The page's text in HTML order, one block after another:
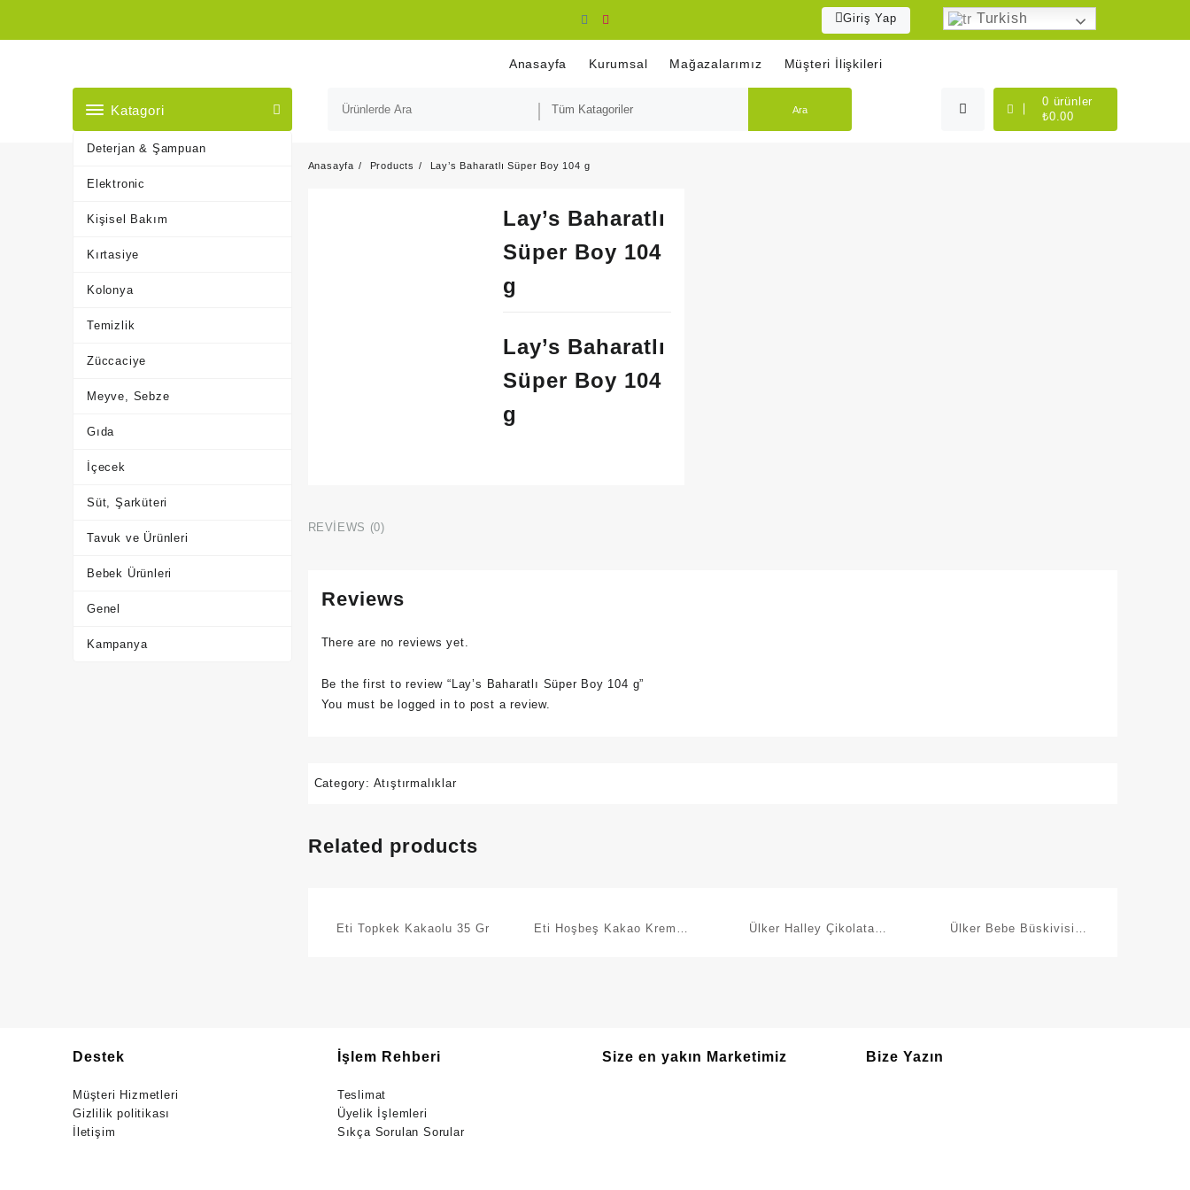
Giriş Yap Turkish
Anasayfa Kurumsal Mağazalarımız Müşteri İlişkileri
Katagori
Deterjan & Şampuan
Elektronic
Kişisel Bakım
Kırtasiye
Kolonya
Temizlik
Züccaciye
Meyve, Sebze
Gıda
İçecek
Süt, Şarküteri
Tavuk ve Ürünleri
Bebek Ürünleri
Genel
Kampanya
Ara
0 ürünler
₺0.00
Anasayfa Products Lay’s Baharatlı Süper Boy 104 g
Lay’s Baharatlı
Süper Boy 104
g
Lay’s Baharatlı
Süper Boy 104
g
REVIEWS (0)
Reviews
There are no reviews yet.
Be the first to review “Lay’s Baharatlı Süper Boy 104 g”
You must be logged in to post a review.
Category: Atıştırmalıklar
Related products
Eti Topkek Kakaolu 35 Gr
Eti Hoşbeş Kakao Kremalı
Ülker Halley Çikolata
Ülker Bebe Büskivisi
Destek
Müşteri Hizmetleri
Gizlilik politikası
İletişim
İşlem Rehberi
Teslimat
Üyelik İşlemleri
Sıkça Sorulan Sorular
Size en yakın Marketimiz Bize Yazın